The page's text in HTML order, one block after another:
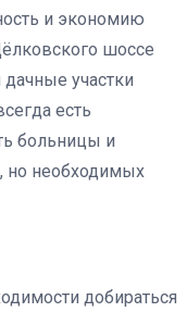
и экономию
шоссе
участки
есть
больницы и
но необходимых
добираться